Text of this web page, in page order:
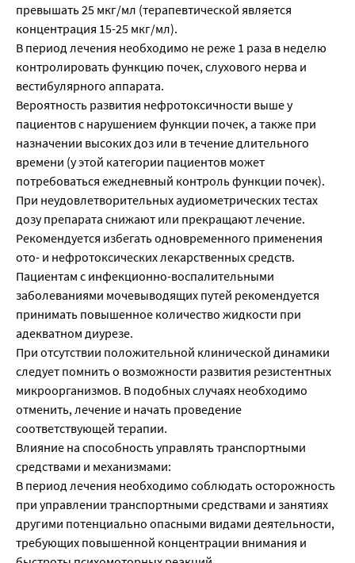
превышать 25 мкг/мл (терапевтической является
концентрация 15-25 мкг/мл).
В период лечения необходимо не реже 1 раза в неделю
контролировать функцию почек, слухового нерва и
вестибулярного аппарата.
Вероятность развития нефротоксичности выше у
пациентов с нарушением функции почек, а также при
назначении высоких доз или в течение длительного
времени (у этой категории пациентов может
потребоваться ежедневный контроль функции почек).
При неудовлетворительных аудиометрических тестах
дозу препарата снижают или прекращают лечение.
Рекомендуется избегать одновременного применения
ото- и нефротоксических лекарственных средств.
Пациентам с инфекционно-воспалительными
заболеваниями мочевыводящих путей рекомендуется
принимать повышенное количество жидкости при
адекватном диурезе.
При отсутствии положительной клинической динамики
следует помнить о возможности развития резистентных
микроорганизмов. В подобных случаях необходимо
отменить, лечение и начать проведение
соответствующей терапии.
Влияние на способность управлять транспортными
средствами и механизмами:
В период лечения необходимо соблюдать осторожность
при управлении транспортными средствами и занятиях
другими потенциально опасными видами деятельности,
требующих повышенной концентрации внимания и